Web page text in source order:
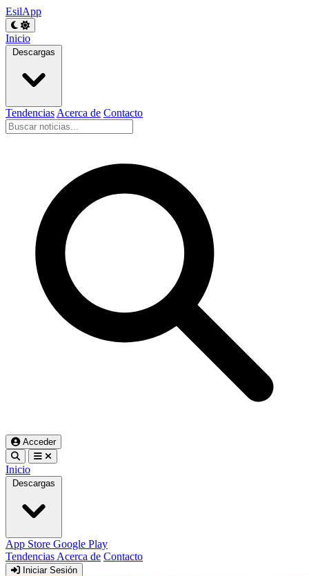
EsilApp
Inicio
Descargas
Tendencias Acerca de Contacto
Acceder
Inicio
Descargas
App Store Google Play
Tendencias Acerca de Contacto
Iniciar Sesión